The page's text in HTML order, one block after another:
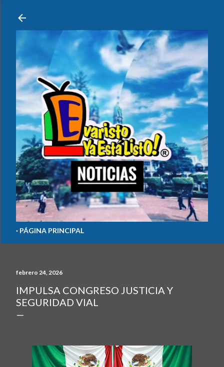
PÁGINA PRINCIPAL
febrero 24, 2026
IMPULSA CONGRESO JUSTICIA Y
SEGURIDAD VIAL